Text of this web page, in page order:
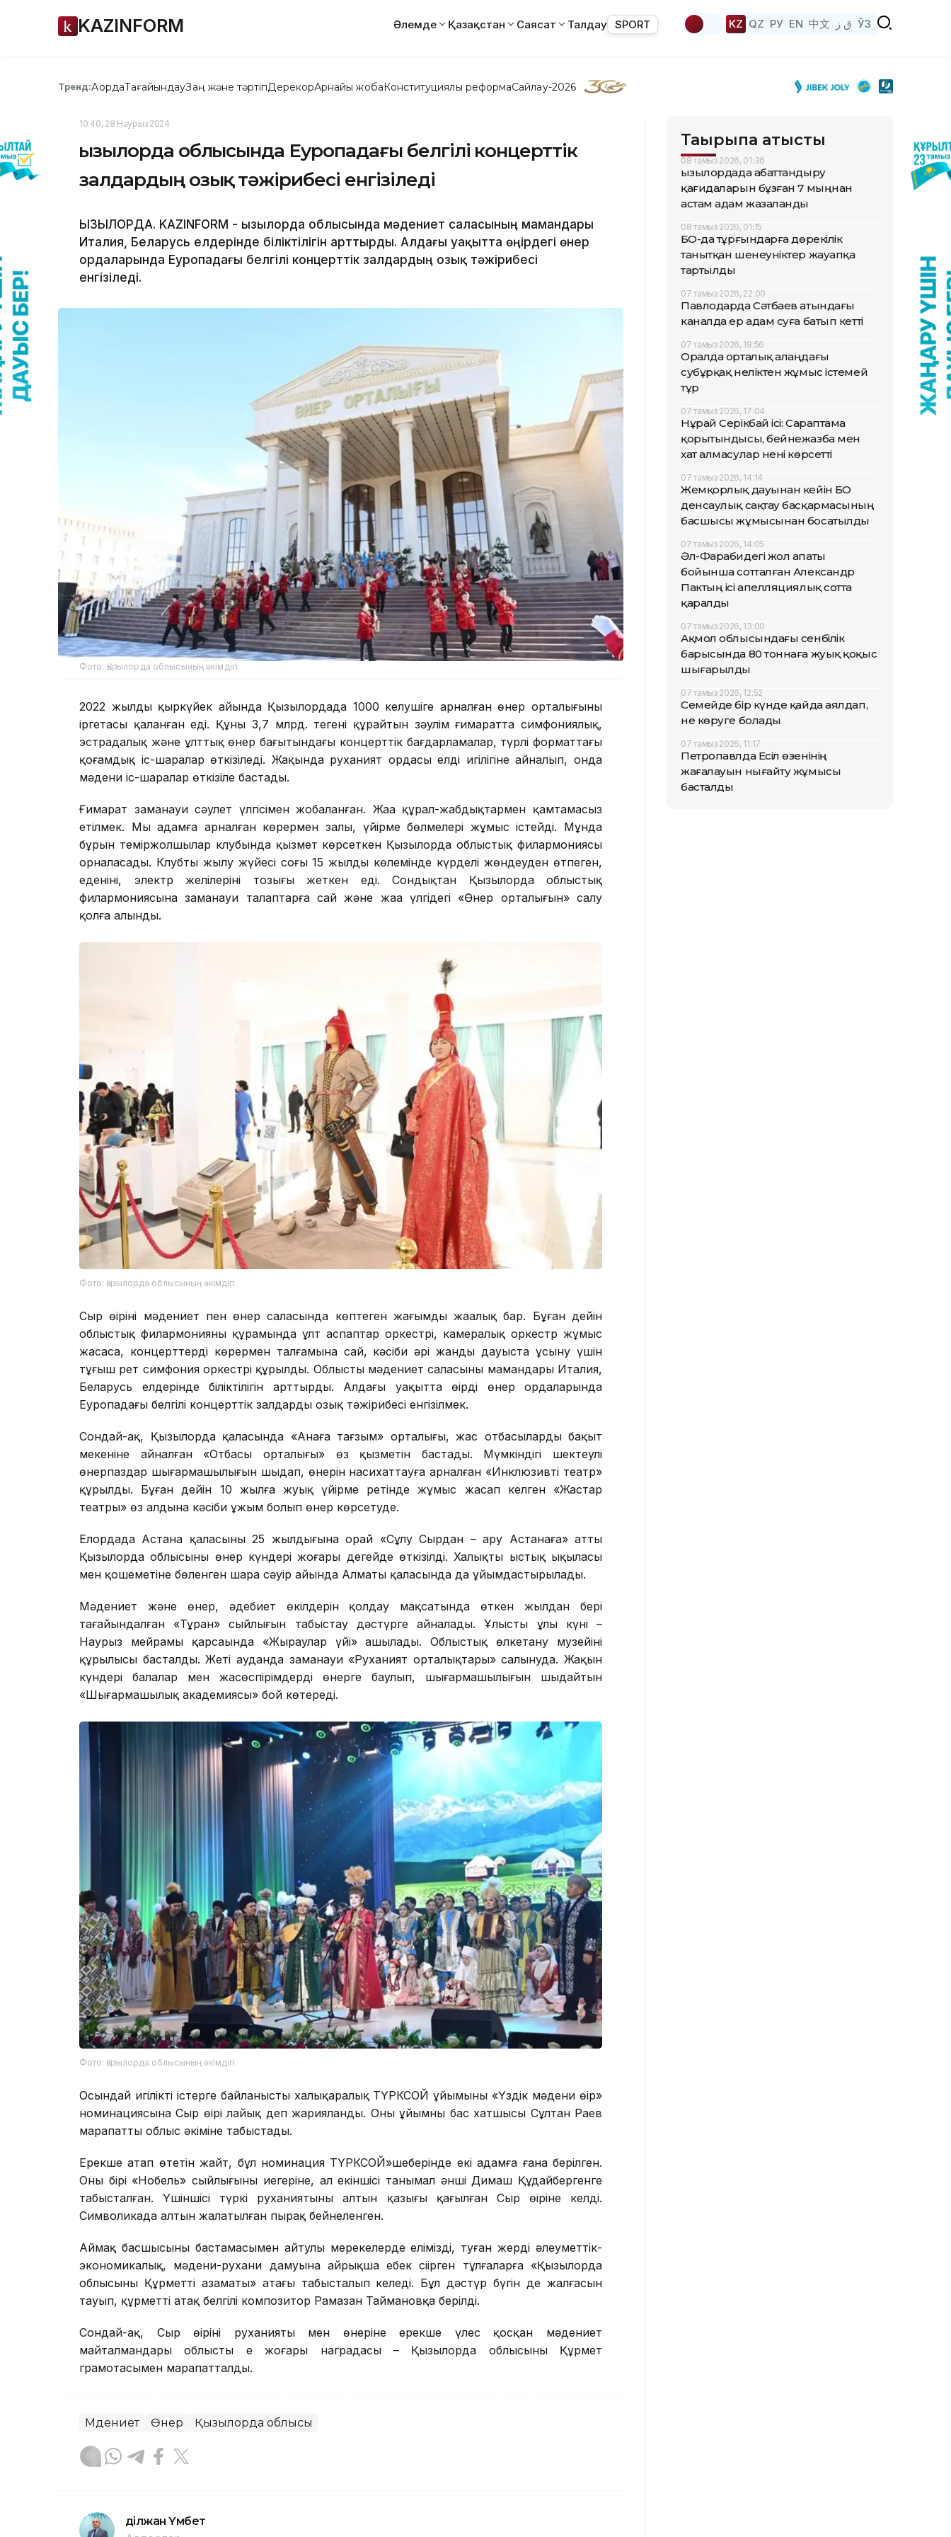
KAZINFORM Әлемде Қазақстан Саясат Талдау SPORT KZ QZ РУ EN 中文 ق ز ЎЗ
Тренд:АқордаТағайындауЗаң және тәртіпДерекқорАрнайы жобаКонституциялық реформаСайлау-2026
10:40, 28 Наурыз 2024
Қызылорда облысында Еуропадағы белгілі концерттік
залдардың озық тәжірибесі енгізіледі
ҚЫЗЫЛОРДА. KAZINFORM - Қызылорда облысында мәдениет саласының мамандары
Италия, Беларусь елдерінде біліктілігін арттырды. Алдағы уақытта өңірдегі өнер
ордаларында Еуропадағы белгілі концерттік залдардың озық тәжірибесі
енгізіледі.
Фото: Қызылорда облысының әкімдігі
2022 жылдың қыркүйек айында Қызылордада 1000 келушіге арналған өнер орталығының
іргетасы қаланған еді. Құны 3,7 млрд. теңгені құрайтын зәулім ғимаратта симфониялық,
эстрадалық және ұлттық өнер бағытындағы концерттік бағдарламалар, түрлі форматтағы
қоғамдық іс-шаралар өткізіледі. Жақында руханият ордасы елдің игілігіне айналып, онда
мәдени іс-шаралар өткізіле бастады.
Ғимарат заманауи сәулет үлгісімен жобаланған. Жаңа құрал-жабдықтармен қамтамасыз
етілмек. Мың адамға арналған көрермен залы, үйірме бөлмелері жұмыс істейді. Мұнда
бұрын теміржолшылар клубында қызмет көрсеткен Қызылорда облыстық филармониясы
орналасады. Клубтың жылу жүйесі соңғы 15 жылдың көлемінде күрделі жөндеуден өтпеген,
еденінің, электр желілерінің тозығы жеткен еді. Сондықтан Қызылорда облыстық
филармониясына заманауи талаптарға сай және жаңа үлгідегі «Өнер орталығын» салу
қолға алынды.
Фото: Қызылорда облысының әкімдігі
Сыр өңірінің мәдениет пен өнер саласында көптеген жағымды жаңалық бар. Бұған дейін
облыстық филармонияның құрамында ұлт аспаптар оркестрі, камералық оркестр жұмыс
жасаса, концерттерді көрермен талғамына сай, кәсіби әрі жанды дауыста ұсыну үшін
тұңғыш рет симфония оркестрі құрылды. Облыстың мәдениет саласының мамандары Италия,
Беларусь елдерінде біліктілігін арттырды. Алдағы уақытта өңірдің өнер ордаларында
Еуропадағы белгілі концерттік залдардың озық тәжірибесі енгізілмек.
Сондай-ақ, Қызылорда қаласында «Анаға тағзым» орталығы, жас отбасылардың бақыт
мекеніне айналған «Отбасы орталығы» өз қызметін бастады. Мүмкіндігі шектеулі
өнерпаздар шығармашылығын шыңдап, өнерін насихаттауға арналған «Инклюзивті театр»
құрылды. Бұған дейін 10 жылға жуық үйірме ретінде жұмыс жасап келген «Жастар
театры» өз алдына кәсіби ұжым болып өнер көрсетуде.
Елордада Астана қаласының 25 жылдығына орай «Сұлу Сырдан – ару Астанаға» атты
Қызылорда облысының өнер күндері жоғары деңгейде өткізілді. Халықтың ыстық ықыласы
мен қошеметіне бөленген шара сәуір айында Алматы қаласында да ұйымдастырылады.
Мәдениет және өнер, әдебиет өкілдерін қолдау мақсатында өткен жылдан бері
тағайындалған «Тұран» сыйлығын табыстау дәстүрге айналады. Ұлыстың ұлы күні –
Наурыз мейрамы қарсаңында «Жыраулар үйі» ашылады. Облыстық өлкетану музейінің
құрылысы басталды. Жеті ауданда заманауи «Руханият орталықтары» салынуда. Жақын
күндері балалар мен жасөспірімдерді өнерге баулып, шығармашылығын шыңдайтын
«Шығармашылық академиясы» бой көтереді.
Фото: Қызылорда облысының әкімдігі
Осындай игілікті істерге байланысты халықаралық ТҮРКСОЙ ұйымының «Үздік мәдени өңір»
номинациясына Сыр өңірі лайық деп жарияланды. Оны ұйымның бас хатшысы Сұлтан Раев
марапатты облыс әкіміне табыстады.
Ерекше атап өтетін жайт, бұл номинация ТҮРКСОЙ»шеңберінде екі адамға ғана берілген.
Оның бірі «Нобель» сыйлығының иегеріне, ал екіншісі танымал әнші Димаш Құдайбергенге
табысталған. Үшіншісі түркі руханиятының алтын қазығы қағылған Сыр өңіріне келді.
Символикада алтын жалатылған пырақ бейнеленген.
Аймақ басшысының бастамасымен айтулы мерекелерде еліміздің, туған жердің әлеуметтік-
экономикалық, мәдени-рухани дамуына айрықша еңбек сіңірген тұлғаларға «Қызылорда
облысының Құрметті азаматы» атағы табысталып келеді. Бұл дәстүр бүгін де жалғасын
тауып, құрметті атақ белгілі композитор Рамазан Таймановқа берілді.
Сондай-ақ, Сыр өңірінің руханияты мен өнеріне ерекше үлес қосқан мәдениет
майталмандары облыстың ең жоғары наградасы – Қызылорда облысының Құрмет
грамотасымен марапатталды.
Мәдениет Өнер Қызылорда облысы
Әділжан Үмбет
Тақырыпқа қатысты
08 тамыз 2026, 01:36
Қызылордада абаттандыру
қағидаларын бұзған 7 мыңнан
астам адам жазаланды
08 тамыз 2026, 01:15
БҚО-да тұрғындарға дөрекілік
танытқан шенеуніктер жауапқа
тартылды
07 тамыз 2026, 22:00
Павлодарда Сәтбаев атындағы
каналда ер адам суға батып кетті
07 тамыз 2026, 19:56
Оралда орталық алаңдағы
субұрқақ неліктен жұмыс істемей
тұр
07 тамыз 2026, 17:04
Нұрай Серікбай ісі: Сараптама
қорытындысы, бейнежазба мен
хат алмасулар нені көрсетті
07 тамыз 2026, 14:14
Жемқорлық дауынан кейін БҚО
денсаулық сақтау басқармасының
басшысы жұмысынан босатылды
07 тамыз 2026, 14:05
Әл-Фарабидегі жол апаты
бойынша сотталған Александр
Пактың ісі апелляциялық сотта
қаралды
07 тамыз 2026, 13:00
Ақмол облысындағы сенбілік
барысында 80 тоннаға жуық қоқыс
шығарылды
07 тамыз 2026, 12:52
Семейде бір күнде қайда аялдап,
не көруге болады
07 тамыз 2026, 11:17
Петропавлда Есіл өзенінің
жағалауын нығайту жұмысы
басталды